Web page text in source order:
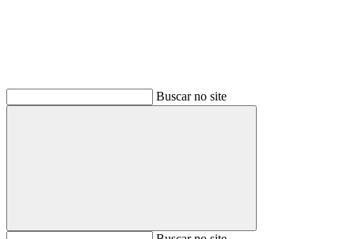
Buscar no site
Buscar